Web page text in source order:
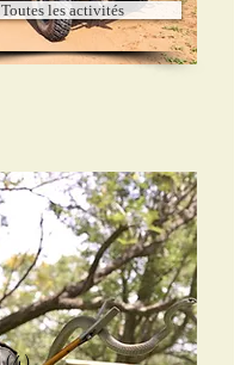
Toutes les activités